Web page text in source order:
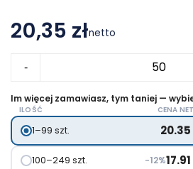
20,35 złnetto
-
z
koszyczkiem
Tutti
frutti
Im więcej zamawiasz, tym taniej —
ILOŚĆ CENA
1–99 szt. 20.35
100–249 szt. −12%17.91